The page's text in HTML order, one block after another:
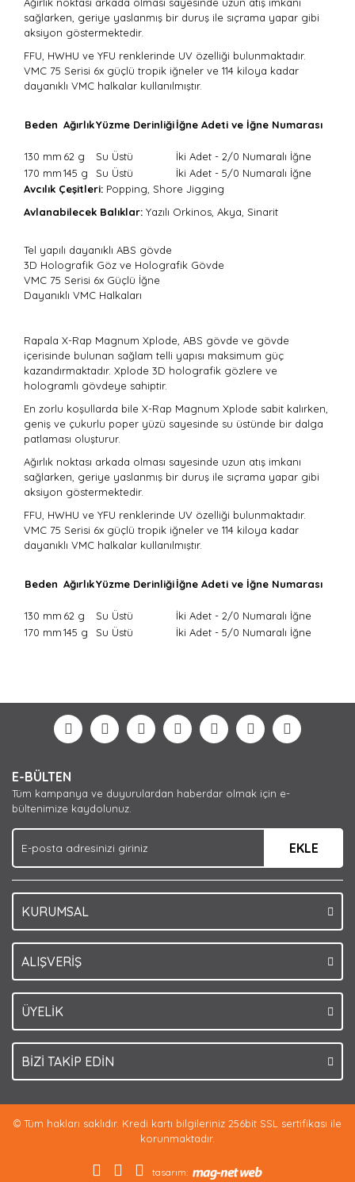
sağlarken, geriye yaslanmış bir duruş ile sıçrama yapar gibi
aksiyon göstermektedir.
FFU, HWHU ve YFU renklerinde UV özelliği bulunmaktadır.
VMC 75 Serisi 6x güçlü tropik iğneler ve 114 kiloya kadar
dayanıklı VMC halkalar kullanılmıştır.
Beden AğırlıkYüzme Derinliğiİğne Adeti ve İğne Numarası
130 mm 62 g Su Üstü
İki Adet - 2/0 Numaralı İğne
170 mm145 g Su Üstü
İki Adet - 5/0 Numaralı İğne
Avcılık Çeşitleri: Popping, Shore Jigging
Avlanabilecek Balıklar: Yazılı Orkinos, Akya, Sinarit
Tel yapılı dayanıklı ABS gövde
3D Holografik Göz ve Holografik Gövde
VMC 75 Serisi 6x Güçlü İğne
Dayanıklı VMC Halkaları
Rapala X-Rap Magnum Xplode, ABS gövde ve gövde
içerisinde bulunan sağlam telli yapısı maksimum güç
kazandırmaktadır. Xplode 3D holografik gözlere ve
hologramlı gövdeye sahiptir.
En zorlu koşullarda bile X-Rap Magnum Xplode sabit kalırken,
geniş ve çukurlu poper yüzü sayesinde su üstünde bir dalga
patlaması oluşturur.
Ağırlık noktası arkada olması sayesinde uzun atış imkanı
sağlarken, geriye yaslanmış bir duruş ile sıçrama yapar gibi
aksiyon göstermektedir.
FFU, HWHU ve YFU renklerinde UV özelliği bulunmaktadır.
VMC 75 Serisi 6x güçlü tropik iğneler ve 114 kiloya kadar
dayanıklı VMC halkalar kullanılmıştır.
Beden AğırlıkYüzme Derinliğiİğne Adeti ve İğne Numarası
130 mm 62 g Su Üstü
İki Adet - 2/0 Numaralı İğne
170 mm145 g Su Üstü İki Adet - 5/0 Numaralı İğne
Yorum Yaz
formunu kullanarak tarafımıza iletebilirsiniz.
Görüş ve önerileriniz için teşekkür ederiz.
Ürün açıklamasında eksik bilgiler bulunuyor.
Ürün bilgilerinde hatalar bulunuyor.
Ürün fiyatı diğer sitelerden daha pahalı.
Bu ürüne benzer farklı alternatifler olmalı.
E-BÜLTEN
Tüm kampanya ve duyurulardan haberdar olmak için e-
bültenimize kaydolunuz.
EKLE
KURUMSAL
ALIŞVERİŞ
ÜYELİK
BİZİ TAKİP EDİN
© Tüm hakları saklıdır. Kredi kartı bilgileriniz 256bit SSL sertifikası ile
korunmaktadır.
tasarım: